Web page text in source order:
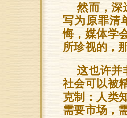
然而，深
写为原罪清
悔，媒体学
所珍视的，
这也许并
社会可以被
克制：人类
需要市场，